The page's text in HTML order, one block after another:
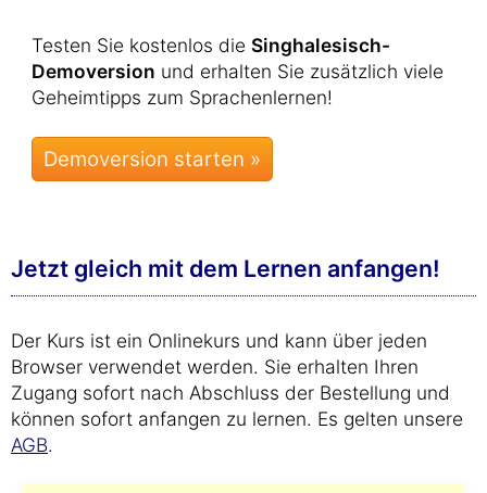
Testen Sie kostenlos die Singhalesisch-
Demoversion und erhalten Sie zusätzlich viele
Geheimtipps zum Sprachenlernen!
Jetzt gleich mit dem Lernen anfangen!
Der Kurs ist ein Onlinekurs und kann über jeden
Browser verwendet werden. Sie erhalten Ihren
Zugang sofort nach Abschluss der Bestellung und
können sofort anfangen zu lernen. Es gelten unsere
AGB.